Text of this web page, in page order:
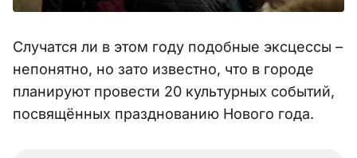
Случатся ли в этом году подобные эксцессы –
непонятно, но зато известно, что в городе
планируют провести 20 культурных событий,
посвящённых празднованию Нового года.